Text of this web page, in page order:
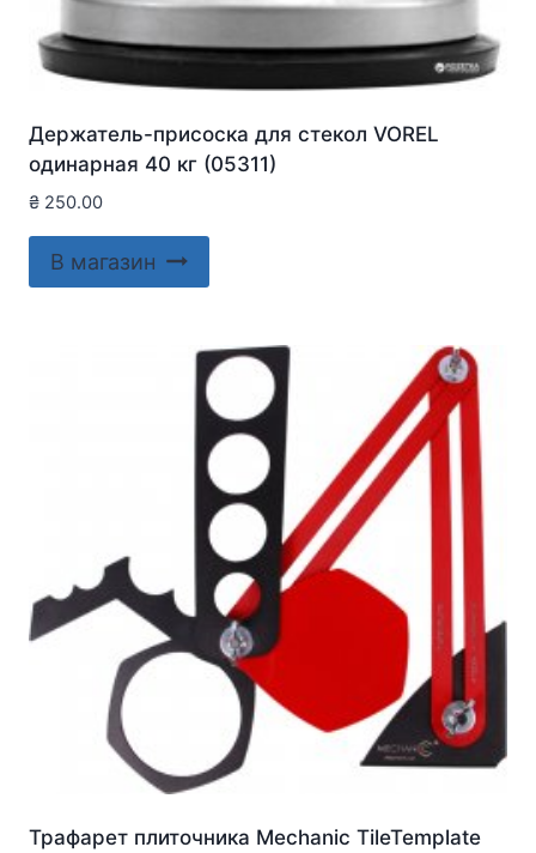
Держатель-присоска для стекол VOREL
одинарная 40 кг (05311)
₴ 250.00
В магазин
Трафарет плиточника Mechanic TileTemplate